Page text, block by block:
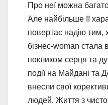
Про неї можна
Але найбільше її
повертає надію тим,
бізнес-woman стала
покликом серця та
події на Майдані та
внесли свої
людей. Життя з